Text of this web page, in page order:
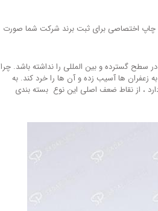
اختصاصی برای ثبت برند شرکت شما صورت
سطح گسترده و بین المللی را نداشته باشد. چرا
ها آسیب زده و آن ها را خرد کند. به
، از نقاط ضعف اصلی این نوع بسته بندی